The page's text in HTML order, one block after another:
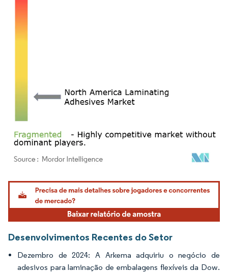
Imagem © Mordor Intelligence. O reuso requer atribuição conforme CC BY 4.0.
Desenvolvimentos Recentes do Setor
Dezembro de 2024: A Arkema adquiriu o negócio de
adesivos para laminação de embalagens flexíveis da Dow.